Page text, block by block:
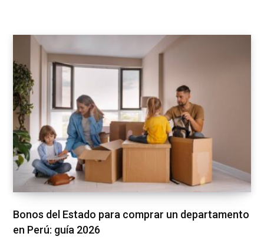
Bonos del Estado para comprar un departamento
en Perú: guía 2026